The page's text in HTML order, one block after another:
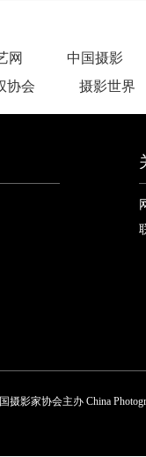
网
中国摄影
协会 摄影世界
摄影家协会主办 China